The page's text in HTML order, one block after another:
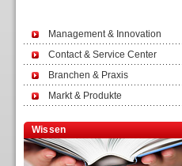
Management & Innovation
Contact & Service Center
Branchen & Praxis
Markt & Produkte
Wissen